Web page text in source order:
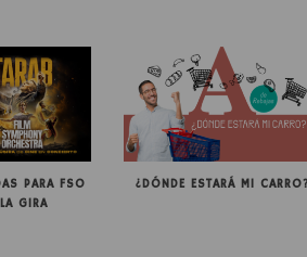
PARA FSO
GIRA
¿DÓNDE ESTARÁ MI CARRO?